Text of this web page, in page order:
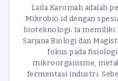
Laila Karomah adalah
Mikrobio.id dengan
bioteknologi. Ia memiliki
Sarjana Biologi dan
fokus pada
mikroorganisme,
fermentasi industri.